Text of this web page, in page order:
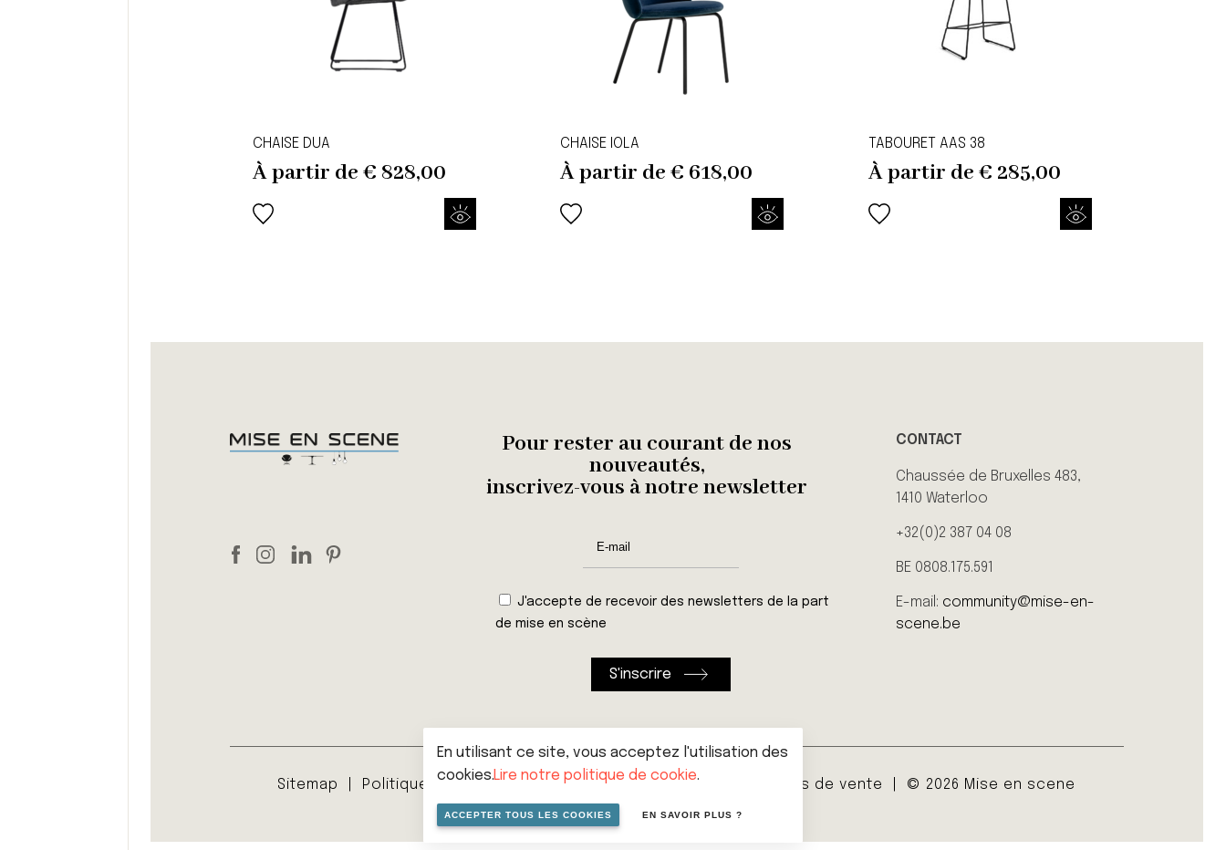
CHAISE DUA
À partir de € 828,00
CHAISE IOLA
À partir de€ 618,00
TABOURET AAS 38
À partir de€ 285,00
Pour rester au courant de nos
nouveautés,
inscrivez-vous à notre newsletter
J'accepte de recevoir des newsletters de la part
de mise en scène
CONTACT
Chaussée de Bruxelles 483,
1410 Waterloo
+32(0)2 387 04 08
BE 0808.175.591
E-mail: community@mise-en-
scene.be
Sitemap Politique de vie privée Cookies Conditions générales de vente © 2026 Mise en scene
En utilisant ce site, vous acceptez l'utilisation des
cookies.Lire notre politique de cookie.
ACCEPTER TOUS LES COOKIES EN SAVOIR PLUS ?